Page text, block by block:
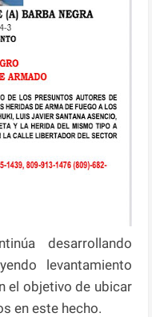
desarrollando
levantamiento
el objetivo de ubicar
en este hecho.